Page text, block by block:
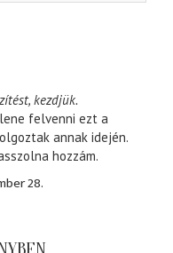
kezdjük.
felvenni ezt a
annak idején.
hozzám.
28.